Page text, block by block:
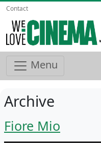
Contact
Menu
Archive
Fiore Mio